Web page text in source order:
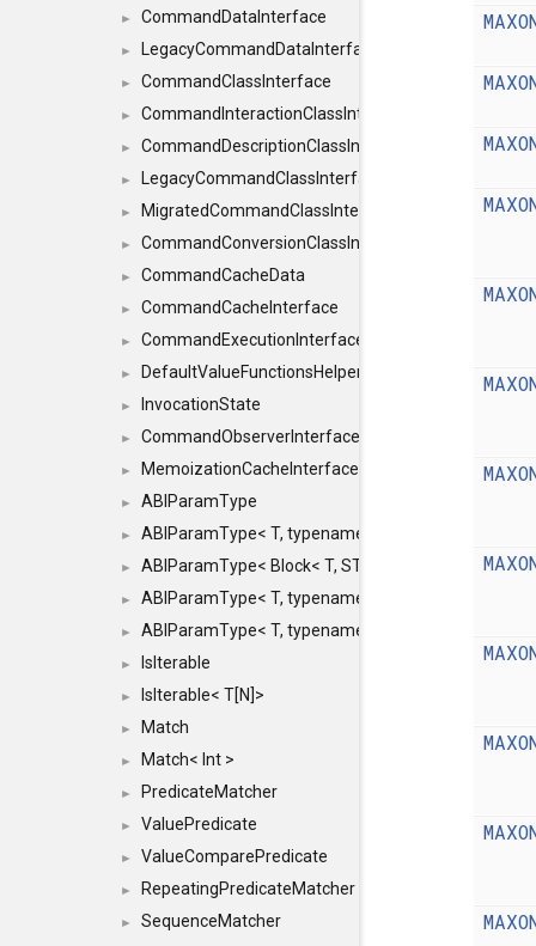
► CommandDataInterface
► LegacyCommandDataInterface
► CommandClassInterface
► CommandInteractionClassInterface
► CommandDescriptionClassInterface
► LegacyCommandClassInterface
► MigratedCommandClassInterface
► CommandConversionClassInterface
► CommandCacheData
► CommandCacheInterface
► CommandExecutionInterface
► DefaultValueFunctionsHelper< const Result<
► InvocationState
► CommandObserverInterface
► MemoizationCacheInterface
► ABIParamType
► ABIParamType< T, typename std::enable_if<
► ABIParamType< Block< T, STRIDED, MOVE > >
► ABIParamType< T, typename std::enable_if<
► ABIParamType< T, typename std::enable_if<
► IsIterable
► IsIterable< T[N]>
► Match
► Match< Int >
► PredicateMatcher
► ValuePredicate
► ValueComparePredicate
► RepeatingPredicateMatcher
►
SequenceMatcher